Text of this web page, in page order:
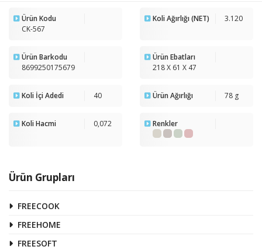
Ürün Grupları
FREECOOK
FREEHOME
FREESOFT
Ürün Kodu
CK-567
Koli Ağırlığı (NET) 3.120
Ürün Barkodu
8699250175679
Ürün Ebatları
218 X 61 X 47
Koli İçi Adedi 40 Ürün Ağırlığı 78 g
Koli Hacmi 0,072 Renkler